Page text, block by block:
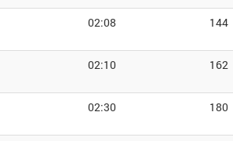
02:08 144
02:10 162
02:30 180